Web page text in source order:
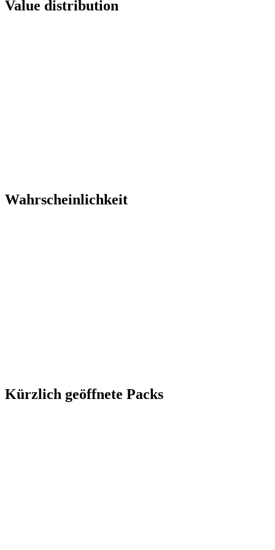
Value distribution
Wahrscheinlichkeit
Kürzlich geöffnete Packs